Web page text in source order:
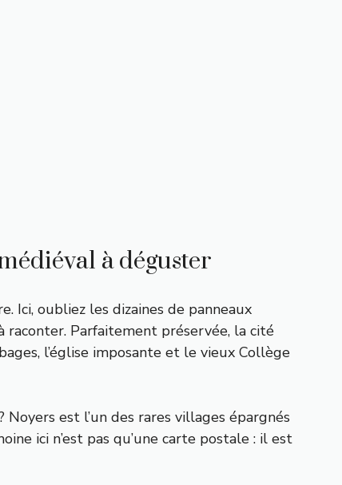
à déguster
Ici, oubliez les dizaines de panneaux
raconter. Parfaitement préservée, la cité
l’église imposante et le vieux Collège
est l’un des rares villages épargnés
ici n’est pas qu’une carte postale : il est